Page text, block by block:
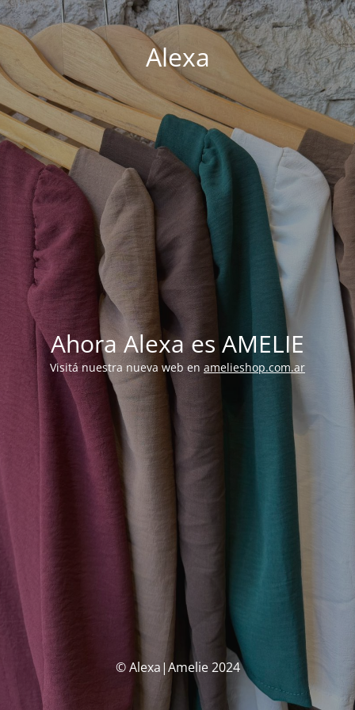
Alexa
Ahora Alexa es AMELIE
Visitá nuestra nueva web en amelieshop.com.ar
© Alexa|Amelie 2024